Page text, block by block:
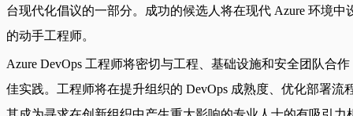
台现代化倡议的一部分。成功的候选人将在现代 Azure 环境
的动手工程师。
Azure DevOps 工程师将密切与工程、基础设施和安全团队合
佳实践。工程师将在提升组织的 DevOps 成熟度、优化部署